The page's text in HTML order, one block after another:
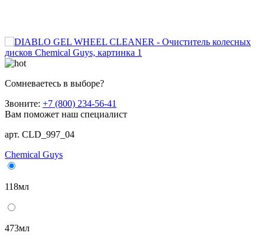
Сомневаетесь в выборе?
Звоните: +7 (800) 234-56-41
Вам поможет наш специалист
арт. CLD_997_04
Chemical Guys
118мл
473мл